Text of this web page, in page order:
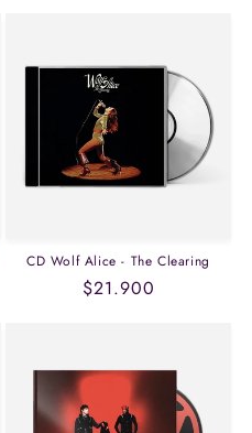
CD Wolf Alice - The Clearing
Precio
$21.900